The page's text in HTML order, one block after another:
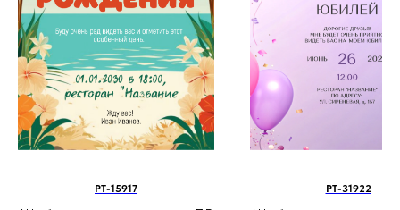
PT-15917 PT-31922